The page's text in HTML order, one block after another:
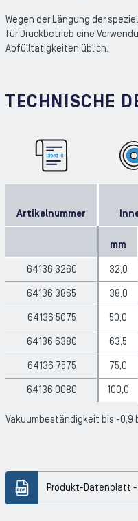
Wegen der Längung der
für Druckbetrieb eine
Abfülltätigkeiten üblich.
TECHNISCHE
Artikelnummer
mm
64136 3260 32,0
64136 3865 38,0
64136 5075 50,0
64136 6380 63,5
64136 7575 75,0
64136 0080 100,0
Vakuumbeständigkeit bis -0,9
Produkt-Datenblatt -